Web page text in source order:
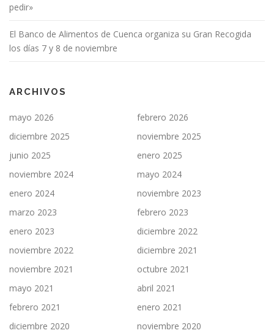
pedir»
El Banco de Alimentos de Cuenca organiza su Gran Recogida
los días 7 y 8 de noviembre
ARCHIVOS
mayo 2026
febrero 2026
diciembre 2025
noviembre 2025
junio 2025
enero 2025
noviembre 2024
mayo 2024
enero 2024
noviembre 2023
marzo 2023
febrero 2023
enero 2023
diciembre 2022
noviembre 2022
diciembre 2021
noviembre 2021
octubre 2021
mayo 2021
abril 2021
febrero 2021
enero 2021
diciembre 2020
noviembre 2020